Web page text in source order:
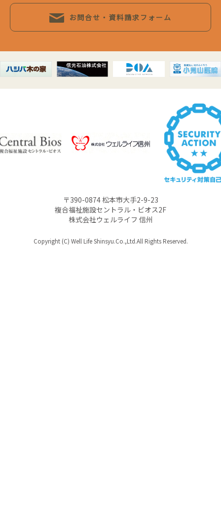
お問合せ・資料請求フォーム
〒390-0874 松本市大手2-9-23
複合福祉施設セントラル・ビオス2F
株式会社ウェルライフ 信州
Copyright (C) Well Life Shinsyu.Co.,Ltd.All Rights Reserved.